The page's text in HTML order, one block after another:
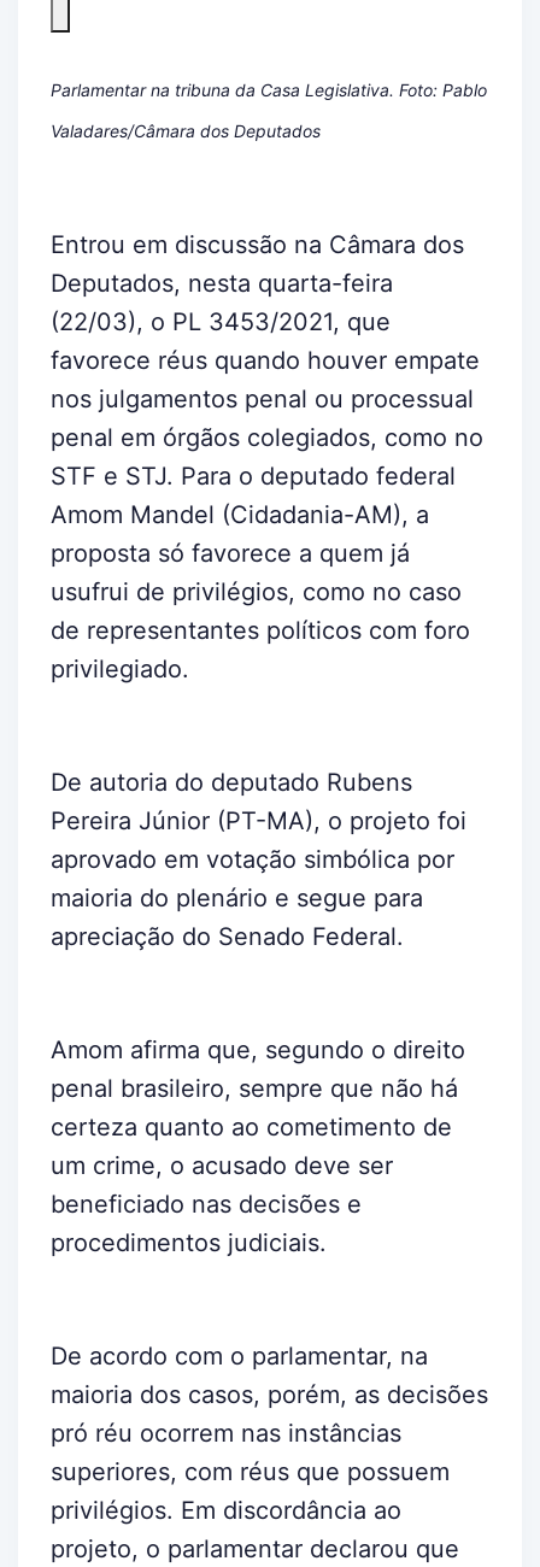
Parlamentar na tribuna da Casa Legislativa. Foto: Pablo
Valadares/Câmara dos Deputados
Entrou em discussão na Câmara dos
Deputados, nesta quarta-feira
(22/03), o PL 3453/2021, que
favorece réus quando houver empate
nos julgamentos penal ou processual
penal em órgãos colegiados, como no
STF e STJ. Para o deputado federal
Amom Mandel (Cidadania-AM), a
proposta só favorece a quem já
usufrui de privilégios, como no caso
de representantes políticos com foro
privilegiado.
De autoria do deputado Rubens
Pereira Júnior (PT-MA), o projeto foi
aprovado em votação simbólica por
maioria do plenário e segue para
apreciação do Senado Federal.
Amom afirma que, segundo o direito
penal brasileiro, sempre que não há
certeza quanto ao cometimento de
um crime, o acusado deve ser
beneficiado nas decisões e
procedimentos judiciais.
De acordo com o parlamentar, na
maioria dos casos, porém, as decisões
pró réu ocorrem nas instâncias
superiores, com réus que possuem
privilégios. Em discordância ao
projeto, o parlamentar declarou que